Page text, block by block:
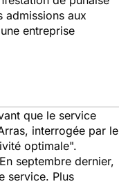
admissions aux
entreprise
que le service
interrogée par le
optimale".
septembre dernier,
service. Plus